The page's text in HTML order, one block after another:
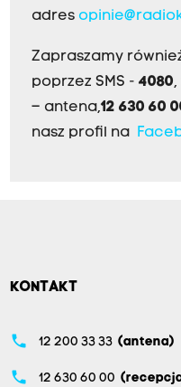
adres
Zapraszamy
poprzez SMS - 4080
– antena,12 630 60
nasz profil na
KONTAKT
phone 12 200 33 33 (antena)
phone 12 630 60 00